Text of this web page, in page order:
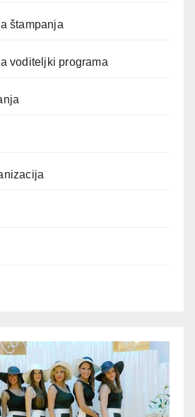
štampanja
voditeljki programa